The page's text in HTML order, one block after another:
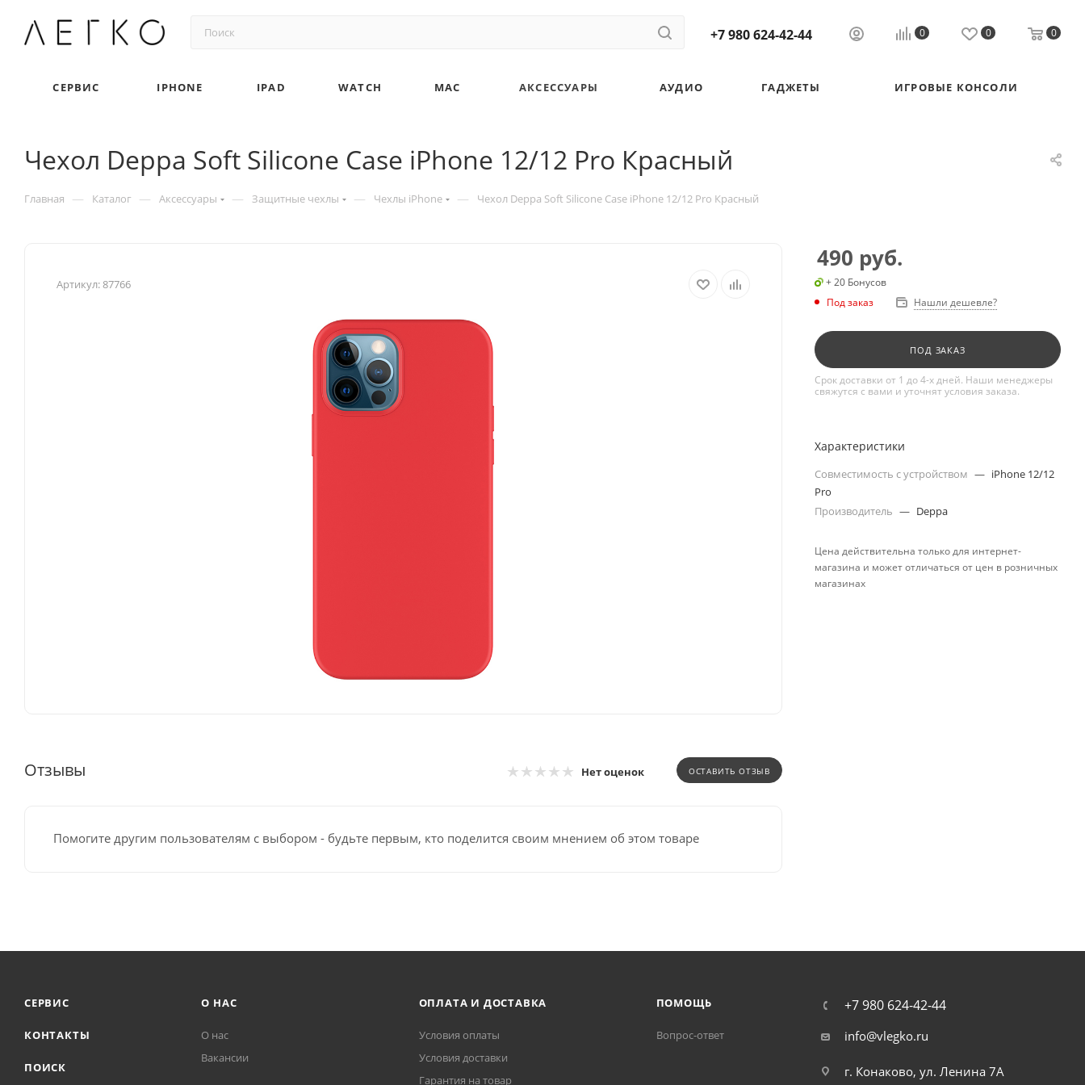
+7 980 624-42-44 0 0 0
СЕРВИС IPHONE IPAD WATCH MAC АКСЕССУАРЫ АУДИО ГАДЖЕТЫ ИГРОВЫЕ КОНСОЛИ
Чехол Deppa Soft Silicone Case iPhone 12/12 Pro Красный
Главная — Каталог — Аксессуары — Защитные чехлы — Чехлы iPhone — Чехол Deppa Soft Silicone Case iPhone 12/12 Pro Красный
Артикул:87766
Отзывы Нет оценок ОСТАВИТЬ ОТЗЫВ
Помогите другим пользователям с выбором - будьте первым, кто поделится своим мнением об этом товаре
490 руб.
+ 20 Бонусов
Под заказ
Нашли дешевле?
ПОД ЗАКАЗ
Срок доставки от 1 до 4-х дней. Наши менеджеры
свяжутся с вами и уточнят условия заказа.
Характеристики
Совместимость с устройством — iPhone 12/12
Pro
Производитель — Deppa
Цена действительна только для интернет-
магазина и может отличаться от цен в розничных
магазинах
СЕРВИС
КОНТАКТЫ
ПОИСК
О НАС
О нас
Вакансии
ОПЛАТА И ДОСТАВКА
Условия оплаты
Условия доставки
Гарантия на товар
ПОМОЩЬ
Вопрос-ответ
+7 980 624-42-44
info@vlegko.ru
г. Конаково, ул. Ленина 7А